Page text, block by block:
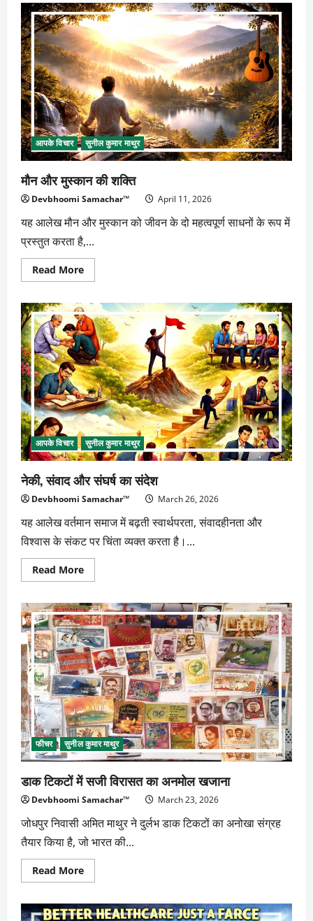
ही
सफलता
की
कुंजी
आपके विचार सुनील कुमार माथुर
मौन और मुस्कान की शक्ति
Devbhoomi Samachar™ April 11, 2026
यह आलेख मौन और मुस्कान को जीवन के दो महत्वपूर्ण साधनों के रूप में
प्रस्तुत करता है,...
Read MoreRead
more
और
मुस्कान
की
शक्ति
आपके विचार सुनील कुमार माथुर
नेकी, संवाद और संघर्ष का संदेश
Devbhoomi Samachar™ March 26, 2026
यह आलेख वर्तमान समाज में बढ़ती स्वार्थपरता, संवादहीनता और
विश्वास के संकट पर चिंता व्यक्त करता है।...
Read MoreRead
more
संवाद
और
संघर्ष
का
संदेश
फीचर सुनील कुमार माथुर
डाक टिकटों में सजी विरासत का अनमोल खजाना
Devbhoomi Samachar™ March 23, 2026
जोधपुर निवासी अमित माथुर ने दुर्लभ डाक टिकटों का अनोखा संग्रह
तैयार किया है, जो भारत की...
Read MoreRead
more
टिकटों
में